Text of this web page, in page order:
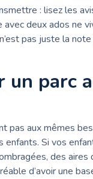
: lisez les
deux ados ne
pas juste la
parc
pas aux mêmes
enfants. Si vos
des
d’avoir une